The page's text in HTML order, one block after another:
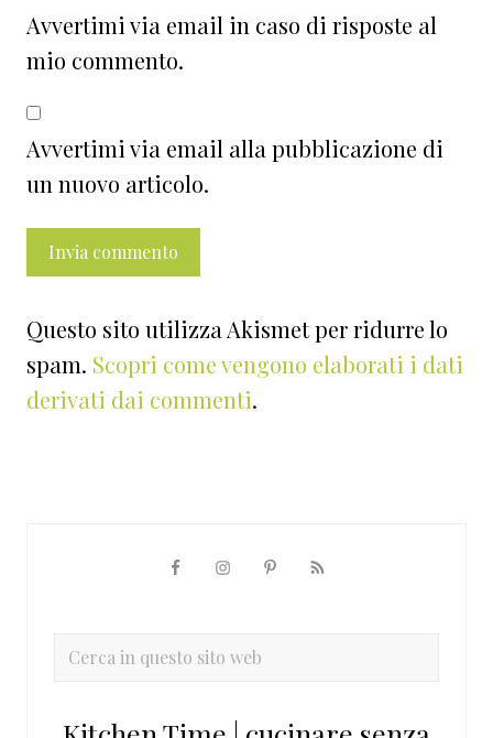
Avvertimi via email in caso di risposte al
mio commento.
Avvertimi via email alla pubblicazione di
un nuovo articolo.
Questo sito utilizza Akismet per ridurre lo
spam. Scopri come vengono elaborati i dati
derivati dai commenti.
primaria
Cerca
sito